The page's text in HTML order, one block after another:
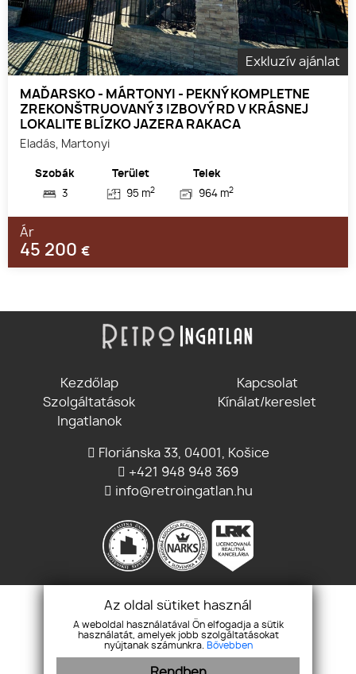
Exkluzív ajánlat
MAĎARSKO - MÁRTONYI - PEKNÝ KOMPLETNE
ZREKONŠTRUOVANÝ 3 IZBOVÝ RD V KRÁSNEJ
LOKALITE BLÍZKO JAZERA RAKACA
Eladás, Martonyi
Szobák
3
Terület
95 m2
Telek
964 m2
Ár
45 200 €
Kezdőlap
Szolgáltatások
Ingatlanok
Kapcsolat
Kínálat/kereslet
Floriánska 33, 04001, Košice
+421 948 948 369
info@retroingatlan.hu
Csatlakozz
Az oldal sütiket használ
A weboldal használatával Ön elfogadja a sütik
használatát, amelyek jobb szolgáltatásokat
nyújtanak számunkra. Bővebben